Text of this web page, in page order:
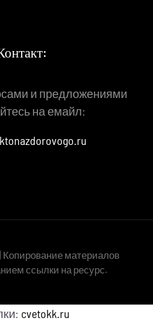
и предложениями
на емайл:
Копирование материалов
ссылки на ресурс.
cvetokk.ru